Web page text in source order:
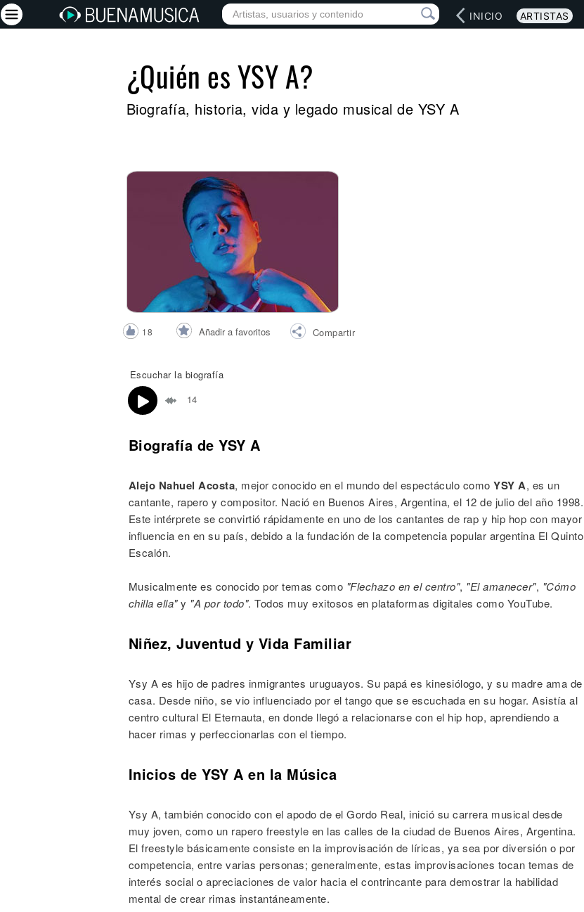
INICIO ARTISTAS
¿Quién es YSY A?
Biografía, historia, vida y legado musical de YSY A
18 Añadir a favoritos Compartir
Escuchar la biografía
14
Biografía de YSY A
Alejo Nahuel Acosta, mejor conocido en el mundo del espectáculo como YSY A, es un
cantante, rapero y compositor. Nació en Buenos Aires, Argentina, el 12 de julio del año 1998.
Este intérprete se convirtió rápidamente en uno de los cantantes de rap y hip hop con mayor
influencia en en su país, debido a la fundación de la competencia popular argentina El Quinto
Escalón.
Musicalmente es conocido por temas como "Flechazo en el centro", "El amanecer", "Cómo
chilla ella"y "A por todo". Todos muy exitosos en plataformas digitales como YouTube.
Niñez, Juventud y Vida Familiar
Ysy A es hijo de padres inmigrantes uruguayos. Su papá es kinesiólogo, y su madre ama de
casa. Desde niño, se vio influenciado por el tango que se escuchada en su hogar. Asistía al
centro cultural El Eternauta, en donde llegó a relacionarse con el hip hop, aprendiendo a
hacer rimas y perfeccionarlas con el tiempo.
Inicios de YSY A en la Música
Ysy A, también conocido con el apodo de el Gordo Real, inició su carrera musical desde
muy joven, como un rapero freestyle en las calles de la ciudad de Buenos Aires, Argentina.
El freestyle básicamente consiste en la improvisación de líricas, ya sea por diversión o por
competencia, entre varias personas; generalmente, estas improvisaciones tocan temas de
interés social o apreciaciones de valor hacia el contrincante para demostrar la habilidad
mental de crear rimas instantáneamente.